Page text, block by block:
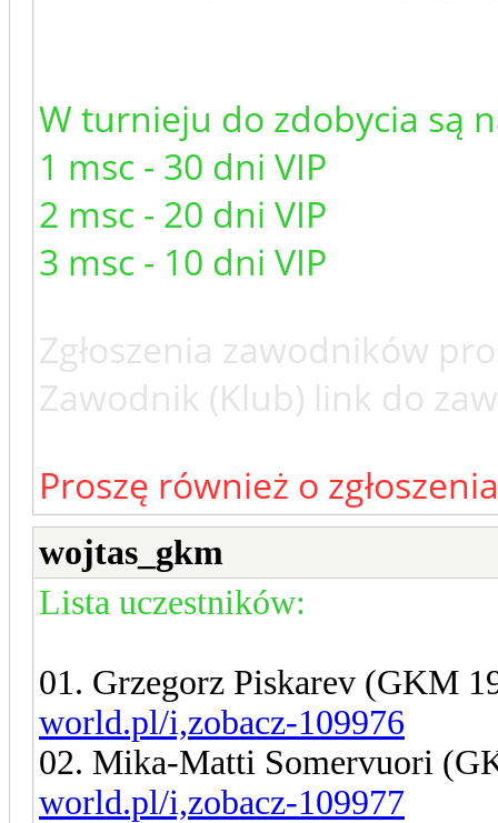
W turnieju do zdobycia są
1 msc - 30 dni VIP
2 msc - 20 dni VIP
3 msc - 10 dni VIP
Zgłoszenia zawodników
Zawodnik (Klub) link do
Proszę również o
wojtas_gkm
Lista uczestników:
01. Grzegorz Piskarev (GKM
world.pl/i,zobacz-109976
02. Mika-Matti Somervuori
world.pl/i,zobacz-109977